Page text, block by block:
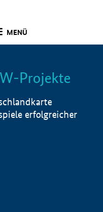
MENÜ
Info
Projekte
erfolgreicher